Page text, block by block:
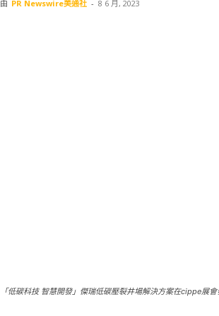
由 PR Newswire美通社 - 8 6 月, 2023
「低碳科技 智慧開發」傑瑞低碳壓裂井場解決方案在cippe展會